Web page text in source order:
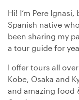
Hi! I’m Pere
Spanish native
been sharing my
a tour guide for
I offer tours all
Kobe, Osaka and
and amazing food